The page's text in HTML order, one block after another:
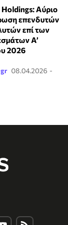
Αύριο
επενδυτών
επί των
A’
2026
08.04.2026 -